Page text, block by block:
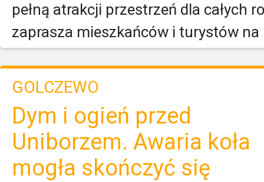
pełną atrakcji przestrzeń dla całych
zaprasza mieszkańców i turystów na
GOLCZEWO
Dym i ogień przed
Uniborzem. Awaria koła
mogła skończyć się